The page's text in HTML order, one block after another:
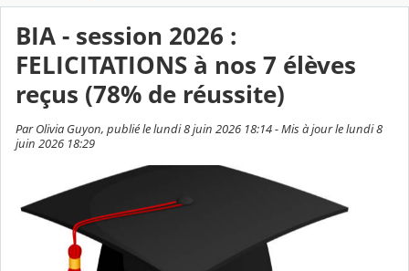
BIA - session 2026 :
FELICITATIONS à nos 7 élèves
reçus (78% de réussite)
Par Olivia Guyon, publié le lundi 8 juin 2026 18:14 - Mis à jour le lundi 8
juin 2026 18:29